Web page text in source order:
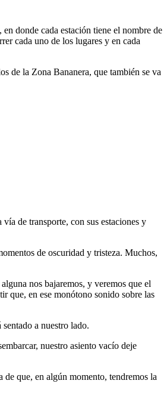
donde cada estación tiene el nombre de
cada uno de los lugares y en cada
de la Zona Bananera, que también se va
de transporte, con sus estaciones y
de oscuridad y tristeza. Muchos,
nos bajaremos, y veremos que el
que, en ese monótono sonido sobre las
a nuestro lado.
nuestro asiento vacío deje
de que, en algún momento, tendremos la